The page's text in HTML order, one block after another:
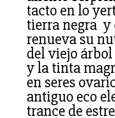
tacto en lo
tierra negra y
renueva su
del viejo
y la tinta
en seres
antiguo eco
trance de